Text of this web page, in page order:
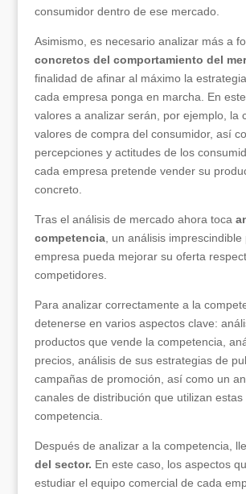
consumidor dentro de ese mercado.
Asimismo, es necesario analizar más a
concretos del comportamiento del
finalidad de afinar al máximo la
cada empresa ponga en marcha. En
valores a analizar serán, por ejemplo, la
valores de compra del consumidor, así
percepciones y actitudes de los
cada empresa pretende vender su
concreto.
Tras el análisis de mercado ahora toca
competencia, un análisis imprescindible
empresa pueda mejorar su oferta
competidores.
Para analizar correctamente a la
detenerse en varios aspectos clave:
productos que vende la competencia,
precios, análisis de sus estrategias de
campañas de promoción, así como un
canales de distribución que utilizan
competencia.
Después de analizar a la competencia,
del sector. En este caso, los aspectos
estudiar el equipo comercial de cada